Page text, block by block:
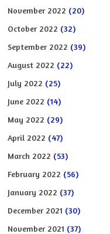
November 2022 (20)
October 2022 (32)
September 2022 (39)
August 2022 (22)
July 2022 (25)
June 2022 (14)
May 2022 (29)
April 2022 (47)
March 2022 (53)
February 2022 (56)
January 2022 (37)
December 2021 (30)
November 2021 (37)